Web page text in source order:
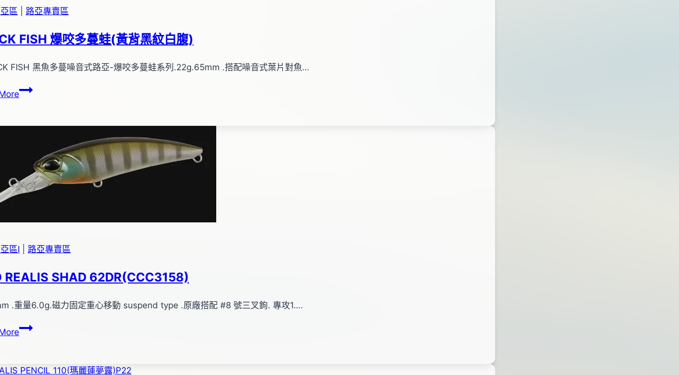
型
米
諾
(綠
銀
身)
區 路亞專賣區
FISH 爆咬多蔓蛙(黃背黑紋白腹)
FISH 黑魚多蔓噪音式路亞-爆咬多蔓蛙系列.22g.65mm .搭配噪音式葉片對魚…
BLACK
(黃
背
紋
腹)
區Ⅰ 路亞專賣區
REALIS SHAD 62DR(CCC3158)
.重量6.0g.磁力固定重心移動 suspend type .原廠搭配 #8 號三叉鉤. 專攻1….
DUO
62DR(CCC3158)